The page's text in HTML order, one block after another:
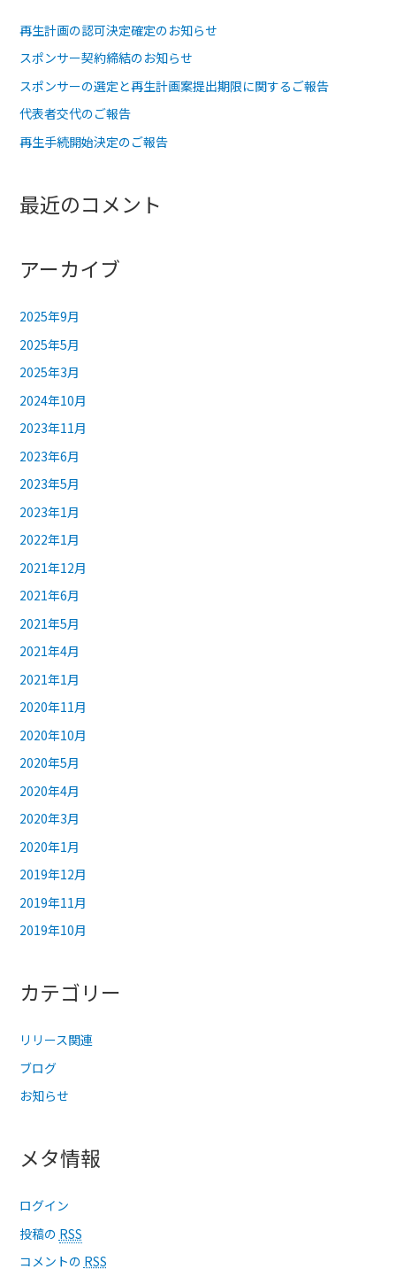
再生計画の認可決定確定のお知らせ
スポンサー契約締結のお知らせ
スポンサーの選定と再生計画案提出期限に関するご報告
代表者交代のご報告
再生手続開始決定のご報告
最近のコメント
アーカイブ
2025年9月
2025年5月
2025年3月
2024年10月
2023年11月
2023年6月
2023年5月
2023年1月
2022年1月
2021年12月
2021年6月
2021年5月
2021年4月
2021年1月
2020年11月
2020年10月
2020年5月
2020年4月
2020年3月
2020年1月
2019年12月
2019年11月
2019年10月
カテゴリー
リリース関連
ブログ
お知らせ
メタ情報
ログイン
投稿の RSS
コメントの RSS